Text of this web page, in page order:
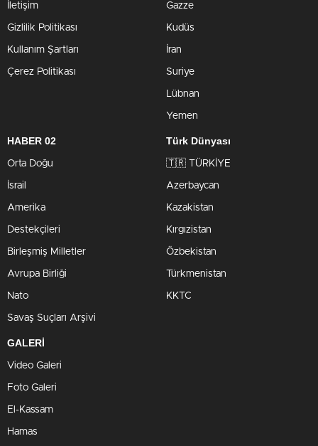
İletişim
Gizlilik Politikası
Kullanım Şartları
Çerez Politikası
Gazze
Kudüs
İran
Suriye
Lübnan
Yemen
HABER 02
Orta Doğu
İsrail
Amerika
Destekçileri
Birleşmiş Milletler
Avrupa Birliği
Nato
Savaş Suçları Arşivi
Türk Dünyası
🇹🇷 TÜRKİYE
Azerbaycan
Kazakistan
Kırgızistan
Özbekistan
Türkmenistan
KKTC
GALERİ
Video Galeri
Foto Galeri
El-Kassam
Hamas